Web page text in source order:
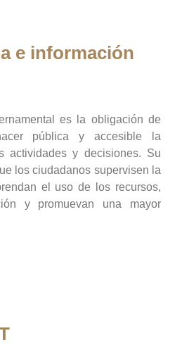
e información
es la obligación de
pública y accesible la
actividades y decisiones. Su
los ciudadanos supervisen la
el uso de los recursos,
y promuevan una mayor